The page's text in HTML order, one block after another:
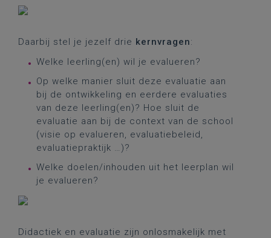
Daarbij stel je jezelf drie kernvragen:
Welke leerling(en) wil je evalueren?
Op welke manier sluit deze evaluatie aan
bij de ontwikkeling en eerdere evaluaties
van deze leerling(en)? Hoe sluit de
evaluatie aan bij de context van de school
(visie op evalueren, evaluatiebeleid,
evaluatiepraktijk …)?
Welke doelen/inhouden uit het leerplan wil
je evalueren?
Didactiek en evaluatie zijn onlosmakelijk met